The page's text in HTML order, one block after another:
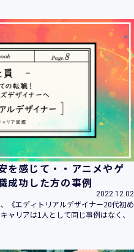
を感じて・・アニメやゲ
成功した方の事例
2022.12.02
《エディトリアルデザイナー20代初め
ャリアは1人として同じ事例はなく、